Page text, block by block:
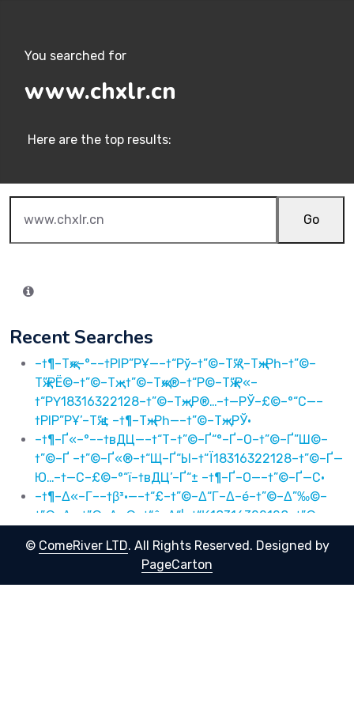
You searched for
www.chxlr.cn
Here are the top results:
Go
Recent Searches
–†¶–Тҗ«–°––†РІР”РҰ—–†“Рў–†”©–Тҗ“°–Тҗ–Рһ–†”©–
Тҗ”РЁ©–†”©–Тҗ –†”©–Тҗ«®–†“Р©–Тҗ“Р«–
†“РҮ18316322128–†”©–Тҗ—Р®…–†—РЎ–£©–°“С—–
†РІР”РҰ’–Тҗ“± –†¶–Тҗ–Рһ—–†”©–Тҗ—РЎ·
–†¶–Ґ«–°––†вДЦ—–†“Т–†”©–Ґ“°–Ґ–О–†”©–Ґ”Ш©–
†”©–Ґ –†”©–Ґ«®–†“Щ–Ґ“Ы–†“Ї18316322128–†”©–Ґ—
Ю…–†—С–£©–°“ї–†вДЦ’–Ґ“± –†¶–Ґ–О—–†”©–Ґ—С·
–†¶–Δ«–Γ––†β³•—–†“£–†”©–Δ“Γ–Δ–é–†”©–Δ”‰©–
†”©–Δ –†”©–Δ«®–†“ô–Δ“¦–†“Κ18316322128–†”©–
ΔРђЋë·
六合彩加微信13610420468接大额投注 崔志军
© ComeRiver LTD. All Rights Reserved. Designed by
PageCarton